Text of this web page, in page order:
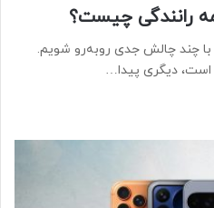
رانندگی چیست؟
چند چالش جدی روبه‌رو شویم.
است، دیگری پیدا…